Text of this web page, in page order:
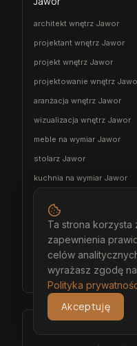
architekt wnętrz Jawor
projektant wnętrz Jawor
projekt wnętrz Jawor
projektowanie wnętrz
aranżacja wnętrz Jawor
wizualizacja wnętrz Jawor
meble na wymiar Jawor
stolarz Jawor
kuchnia na wymiar Jawor
garderoba na wymiar Jawor
wiatrołap na wymiar Jawor
meble łazienkowe na
meble pokojowe na
Środa Śląska
Ta strona
zapewnienia
celów
wyrażasz zgodę
Polityka
Akceptuję